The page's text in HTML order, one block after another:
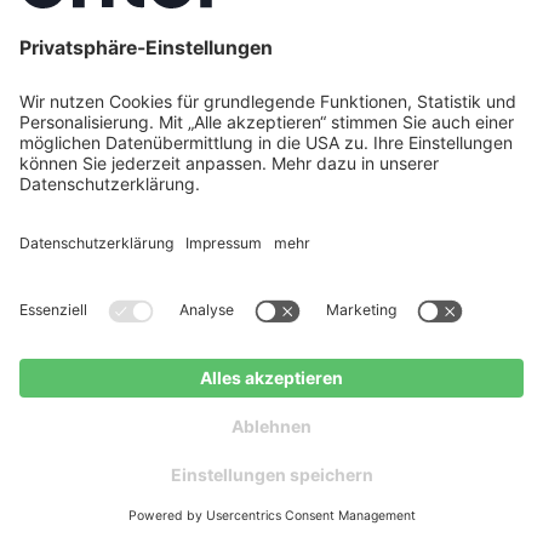
6. August 2026
Direktvermarktung Photovoltaik: Jetzt
Direktvermarktung oder Einspeisevergütung?
Reform 2027 für Ihre PV-Anlage bedeutet.